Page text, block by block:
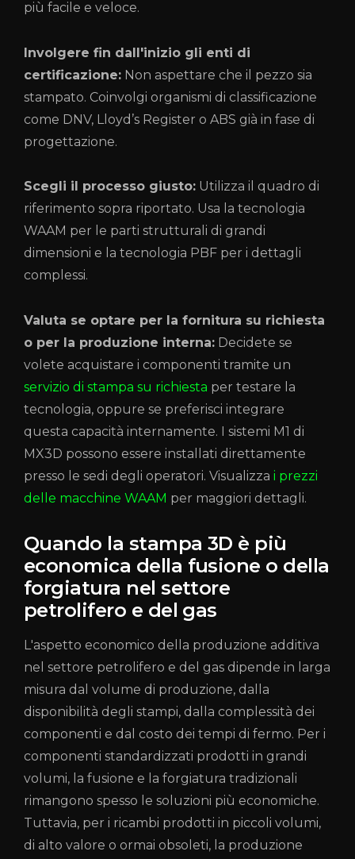
più facile e veloce.
Involgere fin dall'inizio gli enti di
certificazione: Non aspettare che il pezzo sia
stampato. Coinvolgi organismi di classificazione
come DNV, Lloyd’s Register o ABS già in fase di
progettazione.
Scegli il processo giusto: Utilizza il quadro di
riferimento sopra riportato. Usa la tecnologia
WAAM per le parti strutturali di grandi
dimensioni e la tecnologia PBF per i dettagli
complessi.
Valuta se optare per la fornitura su richiesta
o per la produzione interna: Decidete se
volete acquistare i componenti tramite un
servizio di stampa su richiesta per testare la
tecnologia, oppure se preferisci integrare
questa capacità internamente. I sistemi M1 di
MX3D possono essere installati direttamente
presso le sedi degli operatori. Visualizza i prezzi
delle macchine WAAM per maggiori dettagli.
Quando la stampa 3D è più
economica della fusione o della
forgiatura nel settore
petrolifero e del gas
L'aspetto economico della produzione additiva
nel settore petrolifero e del gas dipende in larga
misura dal volume di produzione, dalla
disponibilità degli stampi, dalla complessità dei
componenti e dal costo dei tempi di fermo. Per i
componenti standardizzati prodotti in grandi
volumi, la fusione e la forgiatura tradizionali
rimangono spesso le soluzioni più economiche.
Tuttavia, per i ricambi prodotti in piccoli volumi,
di alto valore o ormai obsoleti, la produzione